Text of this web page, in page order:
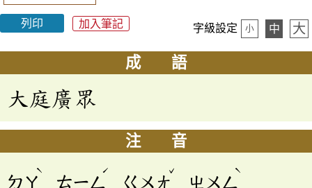
列印 加入筆記 字級設定 小 中 大
成 語
大庭廣眾
注 音
ㄉㄚ
ˋ
ㄊㄧㄥ
ˊ
ㄍㄨㄤ
ˇ
ㄓㄨㄥ
ˋ